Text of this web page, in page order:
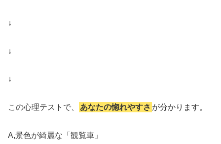
↓
↓
↓
この心理テストで、 あなたの惚れやすさ が分かります。
A,景色が綺麗な「観覧車」